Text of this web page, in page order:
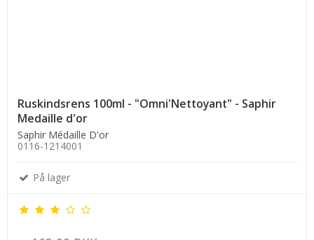
Ruskindsrens 100ml - "Omni'Nettoyant" - Saphir
Medaille d'or
Saphir Médaille D'or
0116-1214001
På lager